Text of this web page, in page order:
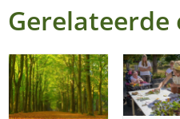
Gerelateerde